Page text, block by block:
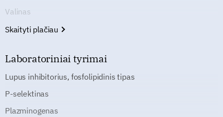
Valinas
Skaityti plačiau
Laboratoriniai tyrimai
Lupus inhibitorius, fosfolipidinis tipas
P-selektinas
Plazminogenas